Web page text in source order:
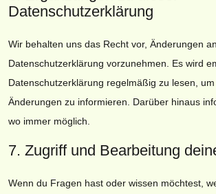
Datenschutzerklärung
Wir behalten uns das Recht vor, Änderungen
Datenschutzerklärung vorzunehmen. Es wird
Datenschutzerklärung regelmäßig zu lesen,
Änderungen zu informieren. Darüber hinaus
wo immer möglich.
7. Zugriff und Bearbeitung
Wenn du Fragen hast oder wissen möchtest,